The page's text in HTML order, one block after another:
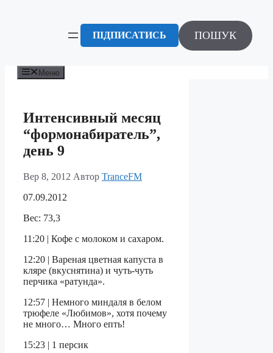
ПІДПИСАТИСЬ ПОШУК
Меню
Интенсивный месяц
“формонабиратель”,
день 9
Вер 8, 2012 Автор TranceFM
07.09.2012
Вес: 73,3
11:20 | Кофе с молоком и сахаром.
12:20 | Вареная цветная капуста в
кляре (вкуснятина) и чуть-чуть
перчика «ратунда».
12:57 | Немного миндаля в белом
трюфеле «Любимов», хотя почему
не много… Много епть!
15:23 | 1 персик